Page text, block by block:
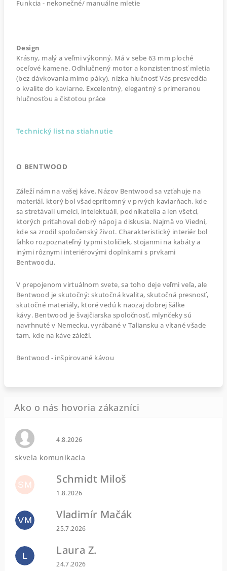
Funkcia - nekonečné/ manuálne mletie
Design
Krásny, malý a veľmi výkonný. Má v sebe 63 mm ploché
oceľové kamene. Odhlučnený motor a konzistentnosť mletia
(bez dávkovania mimo páky), nízka hlučnosť Vás presvedčia
o kvalite do kaviarne. Excelentný, elegantný s primeranou
hlučnosťou a čistotou práce
Technický list na stiahnutie
O BENTWOOD
Záleží nám na vašej káve. Názov Bentwood sa vzťahuje na
materiál, ktorý bol všadeprítomný v prvých kaviarňach, kde
sa stretávali umelci, intelektuáli, podnikatelia a len všetci,
ktorých priťahoval dobrý nápoj a diskusia. Najmä vo Viedni,
kde sa zrodil spoločenský život. Charakteristický interiér bol
ľahko rozpoznateľný typmi stoličiek, stojanmi na kabáty a
inými rôznymi interiérovými doplnkami s prvkami
Bentwoodu.
V prepojenom virtuálnom svete, sa toho deje veľmi veľa, ale
Bentwood je skutočný: skutočná kvalita, skutočná presnosť,
skutočné materiály, ktoré vedú k naozaj dobrej šálke
kávy. Bentwood je švajčiarska spoločnosť, mlynčeky sú
navrhnuté v Nemecku, vyrábané v Taliansku a vítané všade
tam, kde na káve záleží.
Bentwood - inšpirované kávou
Hodnotenie obchodu je 0 z 5 hviezdičiek.
4.8.2026
skvela komunikacia
SM Schmidt Miloš
Hodnotenie obchodu je 5 z 5 hviezdičiek.
1.8.2026
VM Vladimír Mačák
Hodnotenie obchodu je 5 z 5 hviezdičiek.
25.7.2026
L Laura Z.
Hodnotenie obchodu je 5 z 5 hviezdičiek.
24.7.2026